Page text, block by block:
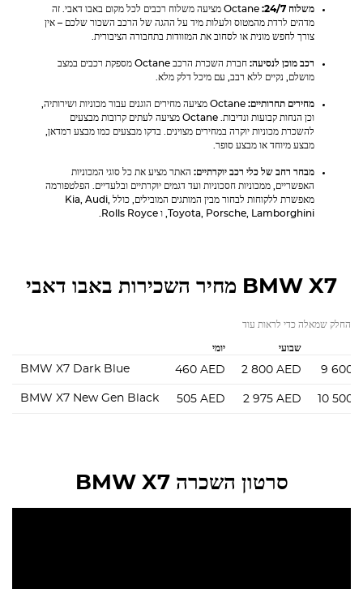
משלוח 24/7:
Octane מציעה משלוח רכבים לכל מקום באבו דאבי. זה
מדהים לרדת מהמטוס ולעלות מיד על ההגה של הרכב השכור שלכם – אין
צורך לחפש מונית או לסחוב את המזוודות בתחבורה הציבורית.
רכב מוכן לנסיעה:
חברת השכרת הרכב Octane מספקת רכבים במצב
מושלם, נקיים ללא רבב, עם מיכל דלק מלא.
מחירים תחרותיים:
Octane מציעה מחירים הוגנים עבור מכוניות ושירותיה,
וכן הנחות קבועות ונדיבות. Octane מציעה לעתים קרובות מבצעים
להשכרת מכוניות יוקרה במחירים מצוינים. בדקו מבצעים כמו מבצע רמדאן,
מבצע מיוחד או מבצע סופר.
מבחר רחב של כלי רכב יוקרתיים: האתר מציע את כל סוגי המכוניות
האפשריים, ממכוניות חסכוניות ועד דגמים יוקרתיים ובלעדיים. הפלטפורמה
מאפשרת ללקוחות לבחור מבין המותגים המובילים, כולל
Kia Audi
Toyota
Porsche Lamborghini , ו Rolls Royce
BMW X7 מחיר השכירות באבו דאבי
החלק שמאלה כדי לראות עוד
יומי שבועי
BMW X7 Dark Blue 460 AED 2 800 AED 9 600
BMW X7 New Gen Black 505 AED 2 975 AED 10 500
סרטון השכרה BMW X7